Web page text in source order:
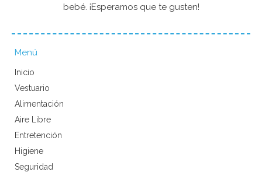
bebé. ¡Esperamos que te gusten!
Menú
Inicio
Vestuario
Alimentación
Aire Libre
Entretención
Higiene
Seguridad